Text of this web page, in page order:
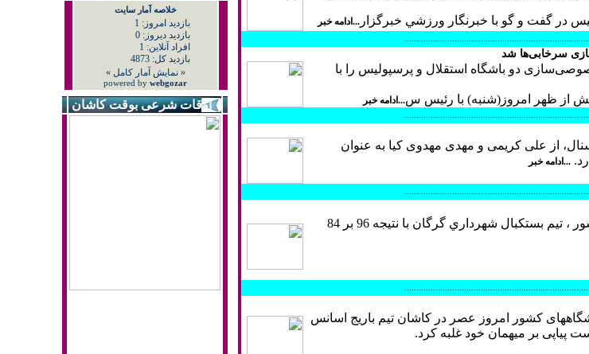
در گفت و گو با خبرنگار ورزشي خبرگزار...ادامه خبر
سرخابی‌ها شد
دو باشگاه استقلال و پرسپولیس را با
از ظهر امروز(شنبه) با رئیس س...ادامه خبر
از علی کریمی و مهدی مهدوی کیا به عنوان
...ادامه خبر
در هفته هفدهم رقابتهاي ليگ برتر بستکبال کشور ، تيم بستکبال شهرداري گرگان با نتيجه 96 بر 84
کشور امروز عصر در کاشان تیم باریج اسانس
پیاپی بر میهمان خود غلبه کرد.
اوقات شرعی بوقت کاشان